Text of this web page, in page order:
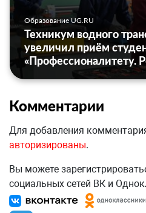
Образование UG.RU
Техникум водного
увеличил приём
«Профессионалитету.
Комментарии
Для добавления
авторизированы.
Вы можете
социальных сетей ВК и